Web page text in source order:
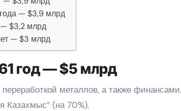
— $3,9 млрд
$3,2 млрд
— $3 млрд
год — $5 млрд
металлов, а также
Казахмыс” (на 70%).